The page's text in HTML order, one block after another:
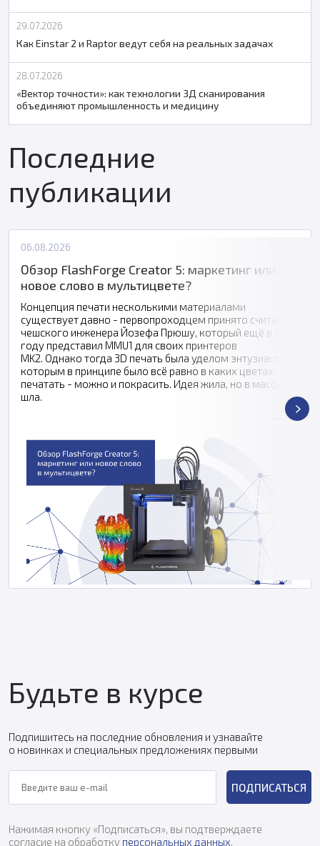
29.07.2026
Как Einstar 2 и Raptor ведут себя на реальных задачах
28.07.2026
«Вектор точности»: как технологии 3Д сканирования
объединяют промышленность и медицину
Последние
публикации
06.08.2026
Обзор FlashForge Creator 5: маркетинг или
новое слово в мультицвете?
Концепция печати несколькими материалами
существует давно - первопроходцем принято считать
чешского инженера Йозефа Прюшу, который ещё в 2016
году представил MMU1 для своих принтеров
MK2. Однако тогда 3D печать была уделом энтузиастов,
которым в принципе было всё равно в каких цветах
печатать - можно и покрасить. Идея жила, но в массы не
шла.
Будьте в курсе
Подпишитесь на последние обновления и узнавайте
о новинках и специальных предложениях первыми
ПОДПИСАТЬСЯ
Нажимая кнопку «Подписаться», вы подтверждаете
согласие на обработку персональных данных.